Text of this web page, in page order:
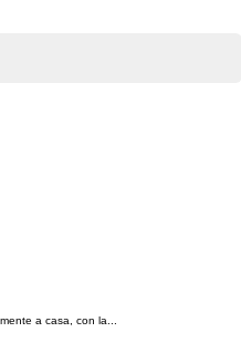
a casa, con la...